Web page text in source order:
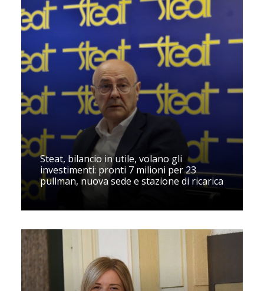
Steat, bilancio in utile, volano gli
investimenti: pronti 7 milioni per 23
pullman, nuova sede e stazione di ricarica